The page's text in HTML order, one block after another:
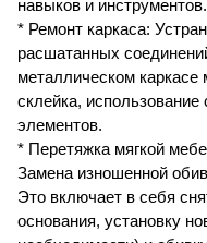
навыков и
* Ремонт каркаса:
расшатанных
металлическом
склейка,
элементов.
* Перетяжка мягкой
Замена изношенной
Это включает в себя
основания, установку